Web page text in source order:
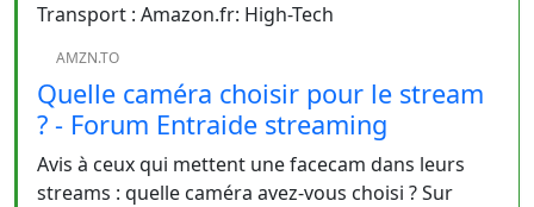
Transport : Amazon.fr: High-Tech
AMZN.TO
Quelle caméra choisir pour le stream
? - Forum Entraide streaming
Avis à ceux qui mettent une facecam dans leurs
streams : quelle caméra avez-vous choisi ? Sur